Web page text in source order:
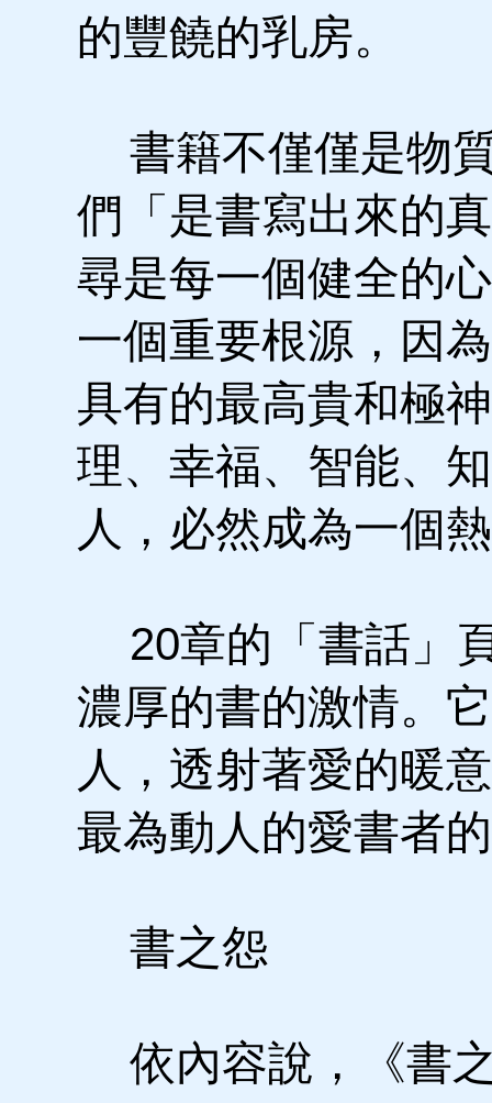
的豐饒的乳房。
書籍不僅僅是物
們「是書寫出來的
尋是每一個健全的
一個重要根源，因
具有的最高貴和極
理、幸福、智能、
人，必然成為一個
20章的「書話」
濃厚的書的激情。
人，透射著愛的暖
最為動人的愛書者
書之怨
依內容說，《書